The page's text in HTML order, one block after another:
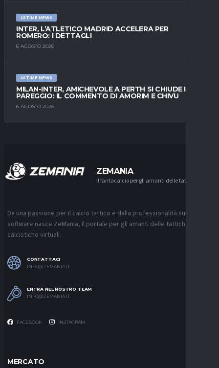
ULTIME NEWS
INTER, L’ATLETICO MADRID ACCELERA PER
ROMERO: I DETTAGLI
6 AGOSTO 2026
ULTIME NEWS
MILAN-INTER, AMICHEVOLE A PERTH SI CHIUDE IN
PAREGGIO: IL COMMENTO DI AMORIM E CHIVU
6 AGOSTO 2026
ZEMANIA
Il fantacalcio per gli amanti delle tattiche
Da una passione per il calcio tattico e dalla professionalità sui
software nasce ZeMania, il portale per gli amanti delle tattiche
calcistiche virtuali.
CONTATTACI
INFO@ZEMANIA.IT
ENTRA NEL NOSTRO TEAM
INFO@ZEMANIA.IT
FACEBOOK INSTAGRAM
MERCATO